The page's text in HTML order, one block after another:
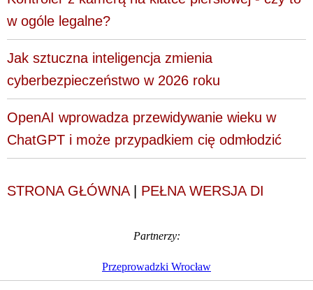
w ogóle legalne?
Jak sztuczna inteligencja zmienia
cyberbezpieczeństwo w 2026 roku
OpenAI wprowadza przewidywanie wieku w
ChatGPT i może przypadkiem cię odmłodzić
STRONA GŁÓWNA| PEŁNA WERSJA DI
Partnerzy:
Przeprowadzki Wrocław